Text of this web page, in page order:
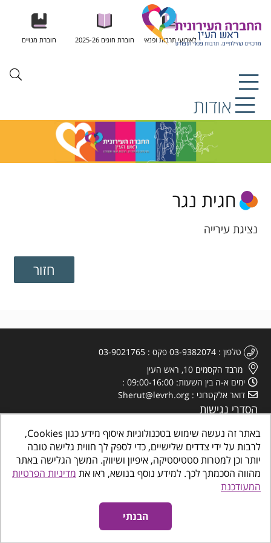
לאירועי תרבות ופנאי חוברת חוגים 2025-26 חוברת מנויים
אודות
חגית נגר
נציגת עירייה
טלפון 03-9382074 פקס
03-9021765
מרבד הקסמים 10, ראש העין
ימים א-ה בין השעות: 09:00-16:00
דואר אלקטרוני
Sherut@levrh.org
הסדרי נגישות
אינטרדיל בניית אתרים לעסקים נגישות אתרים
באתר זה נעשה שימוש בטכנולוגיות איסוף מידע כגון Cookies,
לרבות על ידי צדדים שלישיים, כדי לספק לך חווית גלישה טובה
יותר וכן למטרות סטטיסטיקה, איפיון ושיווק. המשך הגלישה באתר
מהווה הסכמתך לכך. למידע נוסף בנושא, ראו את מדיניות הפרטיות
המעודכנת
הבנתי